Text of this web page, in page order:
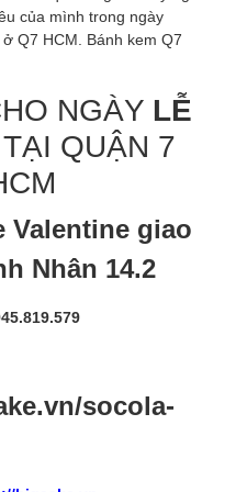
của mình trong ngày
Q7 HCM. Bánh kem Q7
NGÀY LỄ
TẠI QUẬN 7
Valentine giao
Nhân 14.2
socola-